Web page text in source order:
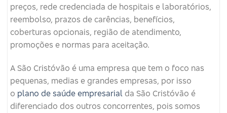
preços, rede credenciada de hospitais e laboratórios,
reembolso, prazos de carências, benefícios,
coberturas opcionais, região de atendimento,
promoções e normas para aceitação.
A São Cristóvão é uma empresa que tem o foco nas
pequenas, medias e grandes empresas, por isso
o plano de saúde empresarial da São Cristóvão é
diferenciado dos outros concorrentes, pois somos